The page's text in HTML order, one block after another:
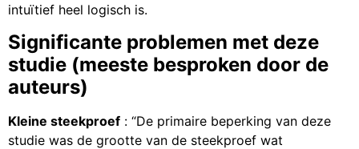
intuïtief heel logisch is.
Significante problemen met deze
studie (meeste besproken door de
auteurs)
Kleine steekproef : “De primaire beperking van deze
studie was de grootte van de steekproef wat